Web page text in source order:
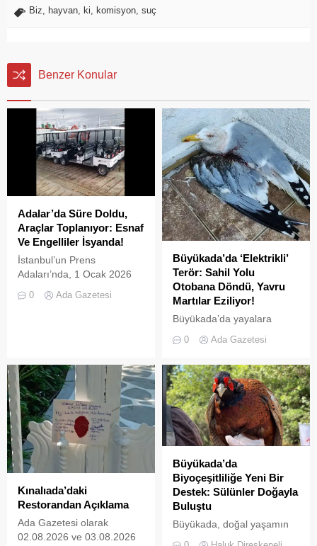
Biz hayvan ki komisyon suç
Benzer Konular
Adalar’da Süre Doldu,
Araçlar Toplanıyor: Esnaf
Ve Engelliler İsyanda!
İstanbul’un Prens
Adaları’nda, 1 Ocak 2026
tarihinde yürürlüğe giren ve
L2 sınıfı (3 tekerlekli)
İki kez uzatılarak 31
Temmuz 2026 tarihine
kadar esnetilen sürenin
dolmasıyla birlikte, Adalar
genelinde emniyet ve zabıta
ekipleri tarafından akülü
araçların toplatılma
işlemlerine başlandı....
0 Ada Gazetesi
Büyükada’da ‘Elektrikli’
Terör: Sahil Yolu
Otobana Döndü, Yavru
Martılar Eziliyor!
Büyükada’da yayalara
ayrılan sahil şeridi, kural
tanımaz elektrikli araç
ölüm yoluna dönüştü.
Denetimsizliğin ve aşırı
hızın son kurbanları ise
beslenmek için sahile inen
yavru martılar oldu. Adada
yaşayan gönüllü bir
avukatın çabalarıyla yargıya
taşınan olaylar, adalardaki
denetim zafiyetini bir kez
daha gözler önüne serdi.
insan...
0 Ada Gazetesi
Kınalıada’daki
Restorandan Açıklama
Ada Gazetesi olarak
02.08.2026 ve 03.08.2026
Büyükada’da
Biyoçeşitliliğe Yeni Bir
Destek: Sülünler Doğayla
Buluştu
Büyükada, doğal yaşamın